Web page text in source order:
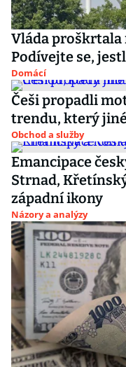
Vláda proškrtala
Podívejte se,
Domácí
Češi propadli
trendu, který
Obchod a služby
Emancipace
Strnad,
západní ikony
Názory a analýzy